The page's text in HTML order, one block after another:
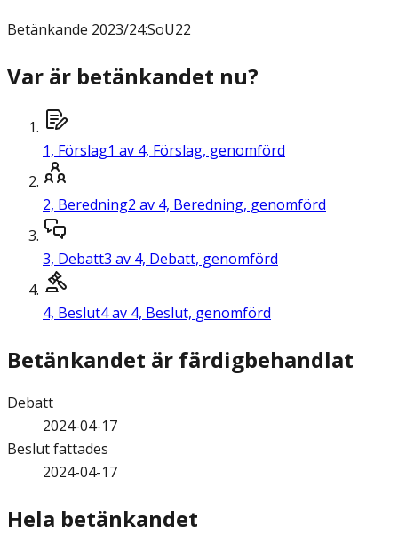
Betänkande 2023/24:SoU22
Var är betänkandet nu?
1, Förslag1 av 4, Förslag, genomförd
2, Beredning2 av 4, Beredning, genomförd
3, Debatt3 av 4, Debatt, genomförd
4, Beslut4 av 4, Beslut, genomförd
Betänkandet är färdigbehandlat
Debatt
2024-04-17
Beslut fattades
2024-04-17
Hela betänkandet